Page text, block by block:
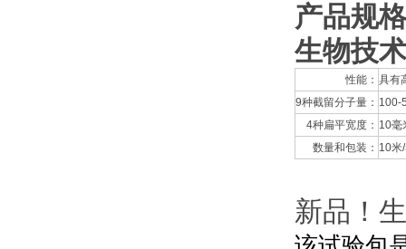
产品规
生物技
性能： 具有
9种截留分子量： 100-
4种扁平宽度： 10毫
数量和包装： 10米
新品！